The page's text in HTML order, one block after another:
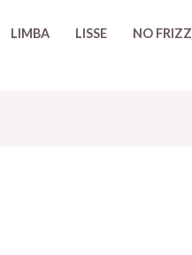
LIMBA LISSE
NO FRIZZ